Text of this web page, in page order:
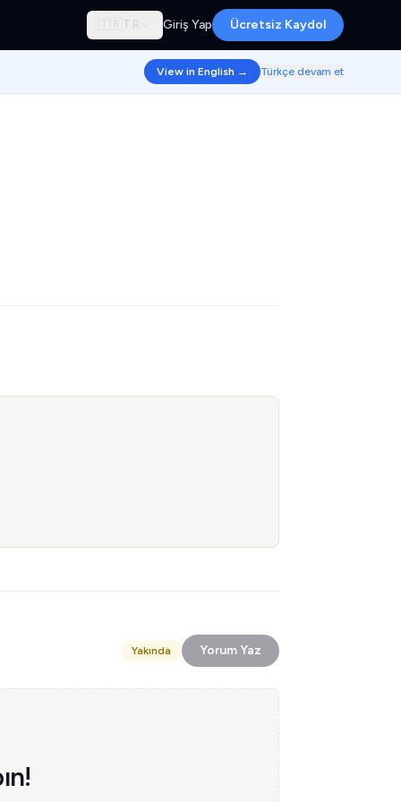
🇹🇷 TR Giriş Yap Ücretsiz Kaydol
View in English → Türkçe devam et
Yakında Yorum Yaz